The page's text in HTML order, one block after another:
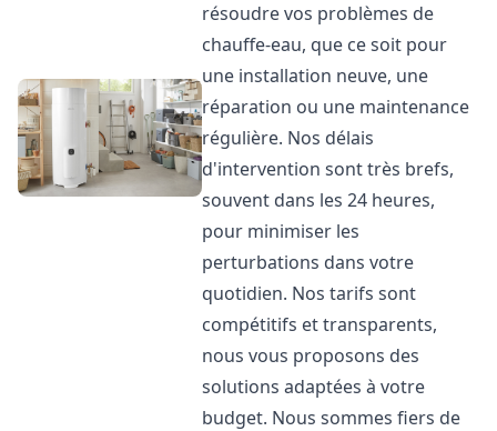
résoudre vos problèmes de
chauffe-eau, que ce soit pour
une installation neuve, une
réparation ou une maintenance
régulière. Nos délais
d'intervention sont très brefs,
souvent dans les 24 heures,
pour minimiser les
perturbations dans votre
quotidien. Nos tarifs sont
compétitifs et transparents,
nous vous proposons des
solutions adaptées à votre
budget. Nous sommes fiers de